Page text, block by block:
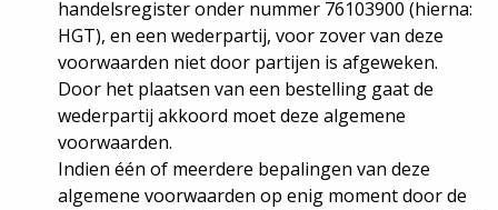
handelsregister onder nummer 76103900 (hierna:
HGT), en een wederpartij, voor zover van deze
voorwaarden niet door partijen is afgeweken.
Door het plaatsen van een bestelling gaat de
wederpartij akkoord moet deze algemene
voorwaarden.
Indien één of meerdere bepalingen van deze
algemene voorwaarden op enig moment door de